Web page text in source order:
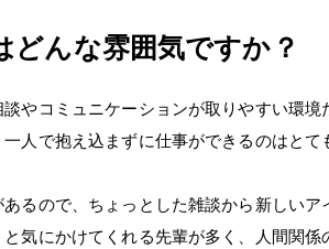
どんな雰囲気ですか？
やコミュニケーションが取りやすい環
人で抱え込まずに仕事ができるのはとて
るので、ちょっとした雑談から新しい
気にかけてくれる先輩が多く、人間関